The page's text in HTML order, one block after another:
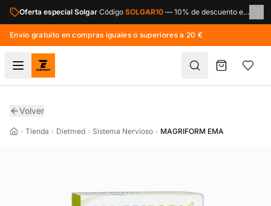
Saltar al contenido principal
Oferta especial Solgar Código SOLGAR10 — 10% de descuento en toda la marca Solgar.
Envío gratuito en compras iguales o superiores a 20 €
Volver
Tienda Dietmed Sistema Nervioso MAGRIFORM EMA